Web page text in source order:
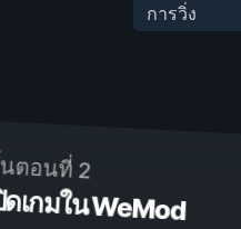
การวิ่ง
ตอนที่ 2
ดเกมใน WeMod